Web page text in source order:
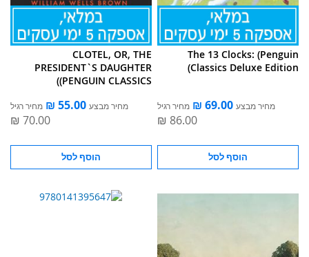
The 13 Clocks: (Penguin
Classics Deluxe Edition)
מחיר מבצע מחיר רגיל
הוסף לסל
CLOTEL, OR, THE
PRESIDENT`S DAUGHTER
(PENGUIN CLASSICS)
מחיר מבצע מחיר רגיל
הוסף לסל